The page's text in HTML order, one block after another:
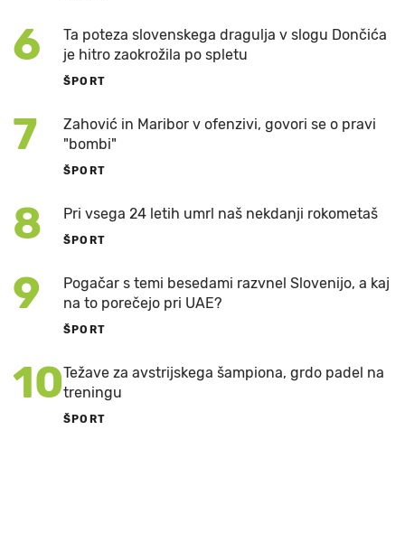
6
Ta poteza slovenskega dragulja v slogu Dončića
je hitro zaokrožila po spletu
ŠPORT
7
Zahović in Maribor v ofenzivi, govori se o pravi
"bombi"
ŠPORT
8 Pri vsega 24 letih umrl naš nekdanji rokometaš
ŠPORT
9
Pogačar s temi besedami razvnel Slovenijo, a kaj
na to porečejo pri UAE?
ŠPORT
10Težave za avstrijskega šampiona, grdo padel na
treningu
ŠPORT